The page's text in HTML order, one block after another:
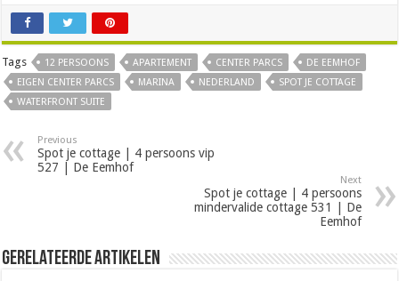
Tags 12 PERSOONS APARTEMENT CENTER PARCS
DE EEMHOF
EIGEN CENTER PARCS
MARINA NEDERLAND
SPOT JE COTTAGE
WATERFRONT SUITE
Previous
Spot je cottage | 4 persoons vip
527 | De Eemhof
Next
Spot je cottage | 4 persoons
mindervalide cottage 531 | De
Eemhof
Gerelateerde Artikelen